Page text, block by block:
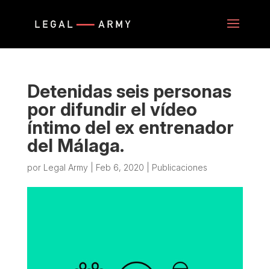
Detenidas seis personas
por difundir el vídeo
íntimo del ex entrenador
del Málaga.
por Legal Army Feb 6, 2020 Publicaciones